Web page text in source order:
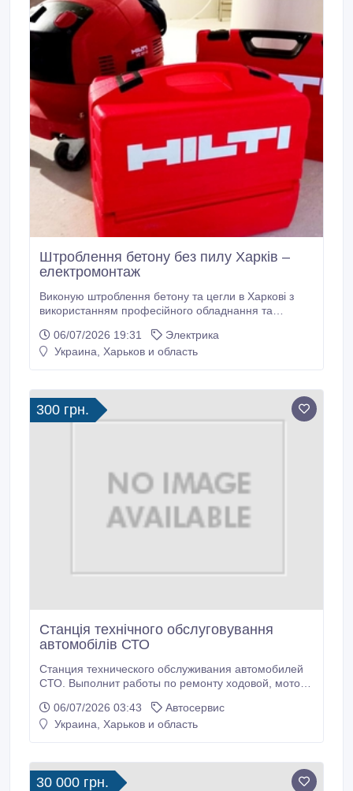
Штроблення бетону без пилу Харків –
електромонтаж
Виконую штроблення бетону та цегли в Харкові з
використанням професійного обладнання та
ефективно відводиться. Надаю послуги: •
штроблення стін під кабель і електропроводку; •
отворів під розетки, вимикачі та розподільчі коробки;
• прокладання кабелю; • повна або часткова заміна
електропроводки; • монтаж розеток, вимикачів та
06/07/2026 19:31
Электрика
Украина, Харьков и область
300 грн.
Станція технічного обслуговування
автомобілів СТО
Станция технического обслуживания автомобилей
СТО. Выполнит работы по ремонту ходовой, мотора
работы по электрике и кузову. Тел.: 050-542-36-70,
050-63-23-976..
06/07/2026 03:43
Автосервис
Украина, Харьков и область
30 000 грн.